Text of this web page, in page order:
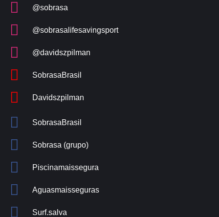
@sobrasa
@sobrasalifesavingsport
@davidszpilman
SobrasaBrasil
Davidszpilman
SobrasaBrasil
Sobrasa (grupo)
Piscinamaissegura
Aguasmaisseguras
Surf.salva